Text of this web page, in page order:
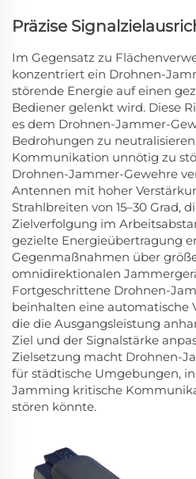
Präzise
Im Gegensatz zu
konzentriert ein Drohnen-
störende Energie auf einen
Bediener gelenkt wird. Diese
es dem Drohnen-Jammer-
Bedrohungen zu
Kommunikation unnötig zu
Drohnen-Jammer-Gewehre
Antennen mit hoher
Strahlbreiten von 15–30 Grad,
Zielverfolgung im
gezielte Energieübertragung
Gegenmaßnahmen über
omnidirektionalen
Fortgeschrittene Drohnen-
beinhalten eine automatische
die die Ausgangsleistung
Ziel und der Signalstärke
Zielsetzung macht Drohnen-
für städtische Umgebungen,
Jamming kritische
stören könnte.